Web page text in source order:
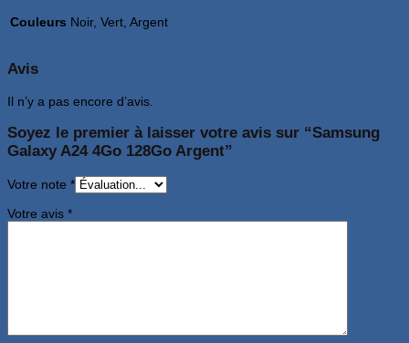
Couleurs Noir, Vert, Argent
Avis
Il n’y a pas encore d’avis.
Soyez le premier à laisser votre avis sur “Samsung
Galaxy A24 4Go 128Go Argent”
Votre note *
Votre avis *